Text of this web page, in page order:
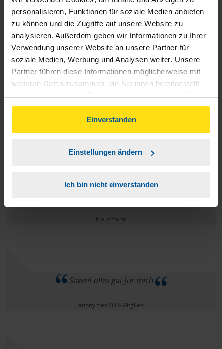
personalisieren, Funktionen für soziale Medien anbieten
zu können und die Zugriffe auf unsere Website zu
analysieren. Außerdem geben wir Informationen zu Ihrer
Verwendung unserer Website an unsere Partner für
soziale Medien, Werbung und Analysen weiter. Unsere
Partner führen diese Informationen möglicherweise mit
weiteren Daten zusammen, die Sie ihnen bereitgestellt
gesammelt haben. Indem Sie auf Einverstanden klicken,
können Sie der Verwendung von Cookies, gemäß
unserer
Einverstanden
Einstellungen ändern
Ich bin nicht einverstanden
Wir sind seit vielen Jahren super zufrieden. Nur die
Bearbeitungsdauer in den letzten 2 - 3 Jahren ist uns deutlich
zu lange ...
anonymes VLH-Mitglied
Wir sind schon viele Jahre Kunde bei der VLH und werden
seitdem von Frau Robbel (Vereinigte Lohnsteuerhilfe in
Waldsee) betreut, bzw. beraten. Frau Robbel ist sehr
kundenorientiert. Wir können die VHL, besonders Frau
Klausmann
Soweit alles gut für mich
anonymes VLH-Mitglied